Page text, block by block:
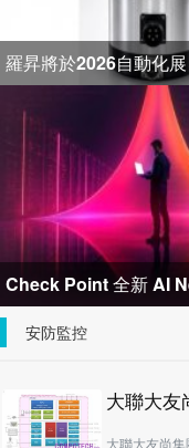
羅昇將於2026自動化
關節模組 布局機器人與
Check Point 全新 AI
Firewall 顛覆防火牆傳
安防監控
大聯大友
大聯大友尚集